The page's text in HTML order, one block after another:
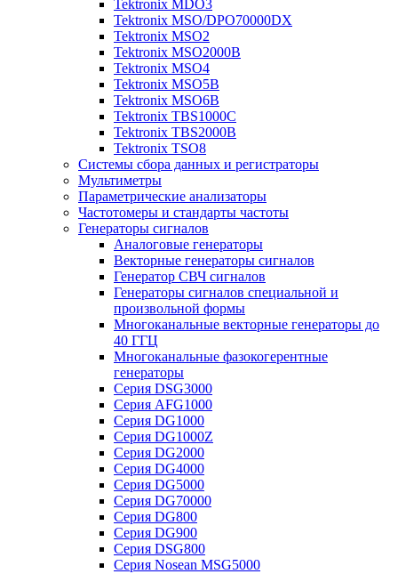
Tektronix MDO3
Tektronix MSO/DPO70000DX
Tektronix MSO2
Tektronix MSO2000B
Tektronix MSO4
Tektronix MSO5B
Tektronix MSO6B
Tektronix TBS1000C
Tektronix TBS2000B
Tektronix TSO8
Системы сбора данных и регистраторы
Мультиметры
Параметрические анализаторы
Частотомеры и стандарты частоты
Генераторы сигналов
Аналоговые генераторы
Векторные генераторы сигналов
Генератор СВЧ сигналов
Генераторы сигналов специальной и
произвольной формы
Многоканальные векторные генераторы до
40 ГГЦ
Многоканальные фазокогерентные
генераторы
Серия DSG3000
Серия AFG1000
Серия DG1000
Серия DG1000Z
Серия DG2000
Серия DG4000
Серия DG5000
Серия DG70000
Серия DG800
Серия DG900
Серия DSG800
Серия Nosean MSG5000